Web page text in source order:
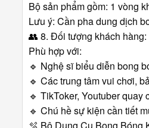
Bộ sản phẩm gồm: 1 vòng
Lưu ý: Cần pha dung dịch
👥 8. Đối tượng khách hàng:
Phù hợp với:
🔹 Nghệ sĩ biểu diễn bong
🔹 Các trung tâm vui chơi,
🔹 TikToker, Youtuber quay
🔹 Chú hề sự kiện cần tiết